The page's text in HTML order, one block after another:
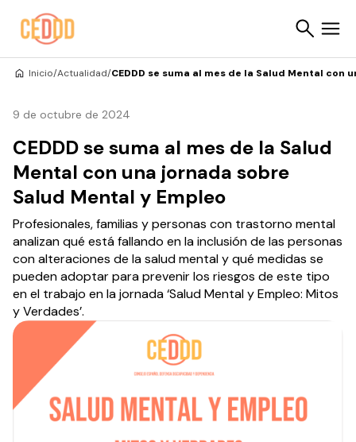
Inicio/Actualidad/CEDDD se suma al mes de la Salud Mental con
9 de octubre de 2024
CEDDD se suma al mes de la Salud
Mental con una jornada sobre
Salud Mental y Empleo
Profesionales, familias y personas con trastorno mental
analizan qué está fallando en la inclusión de las personas
con alteraciones de la salud mental y qué medidas se
pueden adoptar para prevenir los riesgos de este tipo
en el trabajo en la jornada ‘Salud Mental y Empleo: Mitos
y Verdades’.